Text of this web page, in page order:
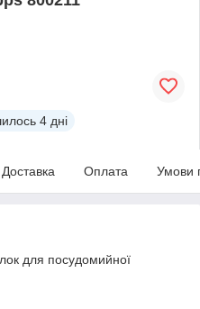
4 дні
Доставка Оплата Умови
для посудомийної